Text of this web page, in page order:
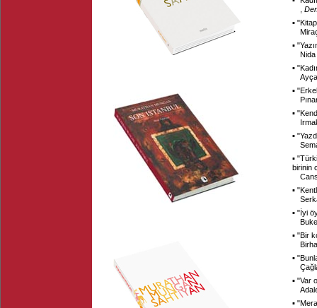
▪ "
▪ "
Nida
▪ "
▪ "
▪ "
▪ "
▪ "
birinin
▪ "
▪ "İyi
▪ "Bir
▪ "
▪ "Var
▪ "